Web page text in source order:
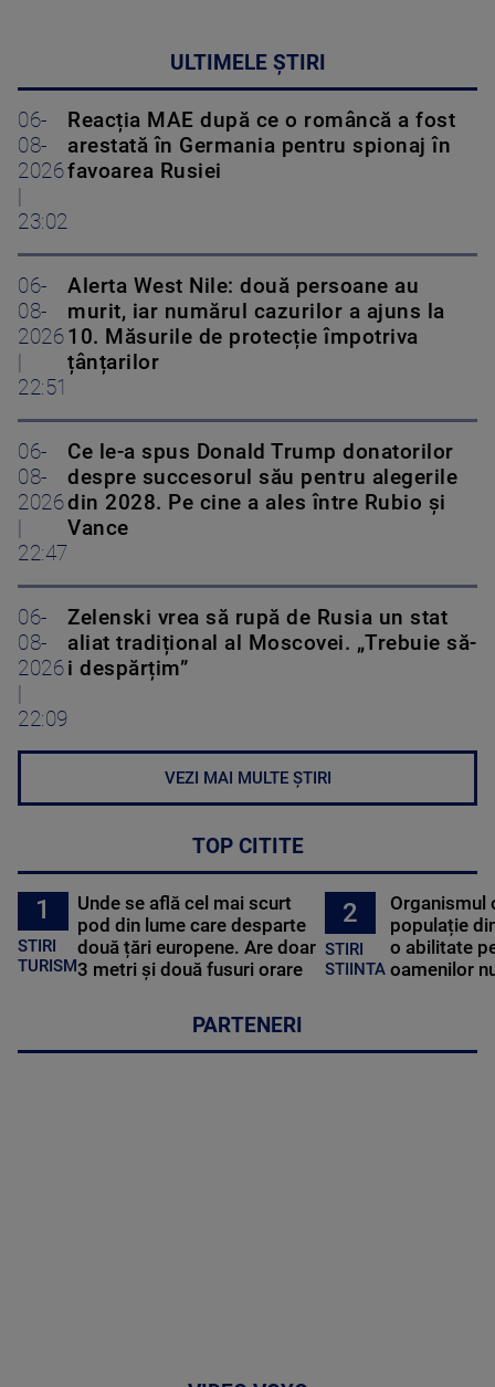
ULTIMELE ȘTIRI
06-
08-
2026
23:02
Reacția MAE după ce o româncă a fost
arestată în Germania pentru spionaj în
favoarea Rusiei
06-
08-
2026
22:51
Alerta West Nile: două persoane au
murit, iar numărul cazurilor a ajuns la
10. Măsurile de protecție împotriva
țânțarilor
06-
08-
2026
22:47
Ce le-a spus Donald Trump donatorilor
despre succesorul său pentru alegerile
din 2028. Pe cine a ales între Rubio și
Vance
06-
08-
2026
22:09
Zelenski vrea să rupă de Rusia un stat
aliat tradițional al Moscovei. „Trebuie să-
i despărțim”
VEZI MAI MULTE ȘTIRI
TOP CITITE
1
STIRI
TURISM
Unde se află cel mai scurt
pod din lume care desparte
două țări europene. Are doar
3 metri și două fusuri orare
2
STIRI
STIINTA
Organismul
populație
o abilitate
oamenilor
PARTENERI